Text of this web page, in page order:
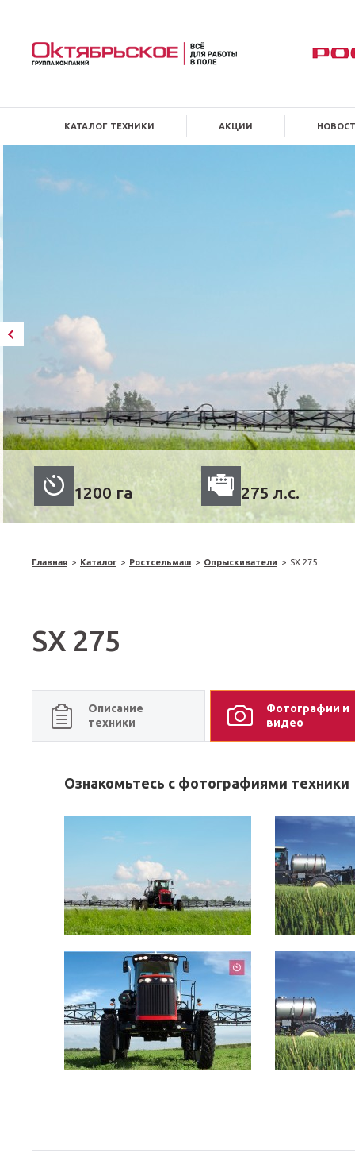
КАТАЛОГ ТЕХНИКИ АКЦИИ
1200 га 275 л.с.
Главная > Каталог > Ростсельмаш > Опрыскиватели > SX 275
SX 275
Описание
техники
Фотографии и
видео
Ознакомьтесь с фотографиями техники